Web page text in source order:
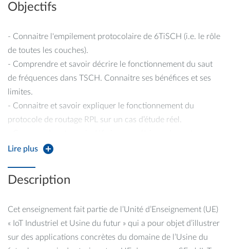
Objectifs
- Connaitre l'empilement protocolaire de 6TiSCH (i.e. le rôle
de toutes les couches).
- Comprendre et savoir décrire le fonctionnement du saut
de fréquences dans TSCH. Connaitre ses bénéfices et ses
limites.
- Connaitre et savoir expliquer le fonctionnement du
protocole de routage RPL sur un cas d’étude réel.
pour RPL.
TRICKLE utilisé pour la diffusion des trames de contrôle
dans RPL.
déduire la topologie d’un réseau TiSCH.
Lire plus
Description
Cet enseignement fait partie de l’Unité d’Enseignement (UE)
« IoT Industriel et Usine du futur » qui a pour objet d’illustrer
sur des applications concrètes du domaine de l’Usine du